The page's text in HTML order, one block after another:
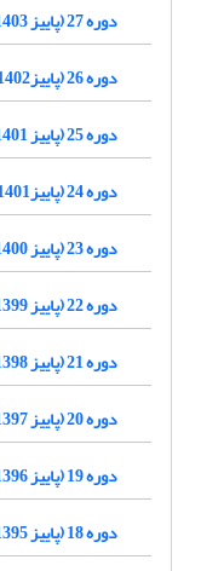
دوره 27 (پاییز 1403- 1404)
دوره 26 (پاییز1402- 1403)
دوره 25 (پاییز 1401-1402)
دوره 24 (پاییز1401-1400)
دوره 23 (پاییز 1400-1399)
دوره 22 (پاییز 1399-1398)
دوره 21 (پاییز 1398-1397)
دوره 20 (پاییز 1397-1396)
دوره 19 (پاییز 1396-1395)
دوره 18 (پاییز 1395-1394)